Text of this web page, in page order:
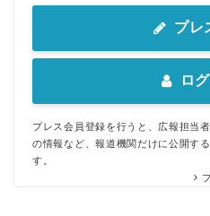
プレ
ロ
プレス会員登録を行うと、広報担当
の情報など、報道機関だけに公開す
す。